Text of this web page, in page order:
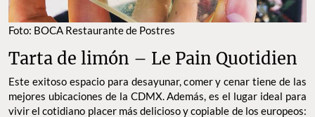
Foto: BOCA Restaurante de Postres
Tarta de limón – Le Pain Quotidien
Este exitoso espacio para desayunar, comer y cenar tiene de las
mejores ubicaciones de la CDMX. Además, es el lugar ideal para
vivir el cotidiano placer más delicioso y copiable de los europeos: